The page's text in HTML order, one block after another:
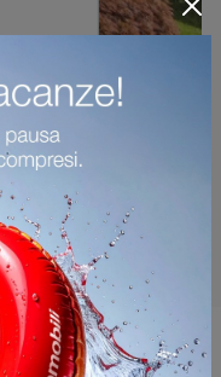
anche